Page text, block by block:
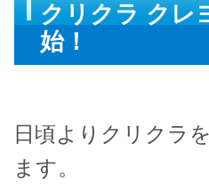
クリクラ クレ
始！
日頃よりクリクラ
ます。